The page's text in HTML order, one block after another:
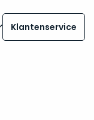
Klantenservice